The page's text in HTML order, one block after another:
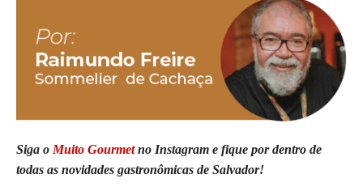
Siga o Muito Gourmetno Instagram e fique por dentro de
todas as novidades gastronômicas de Salvador!